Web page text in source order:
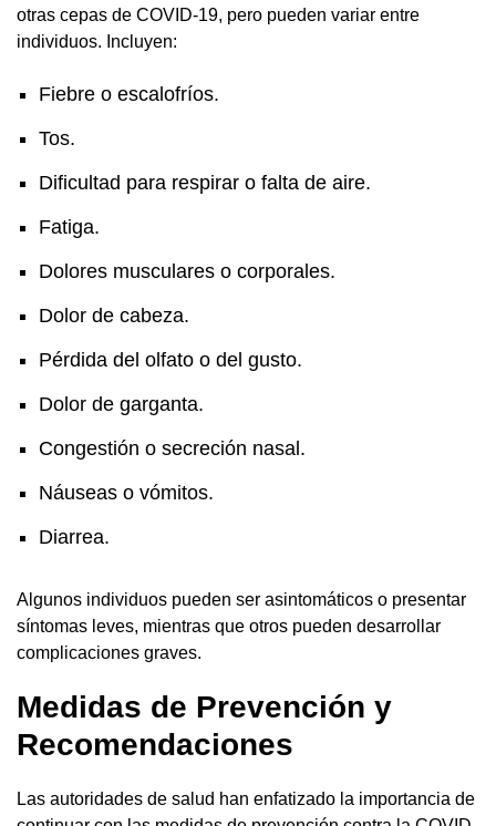
otras cepas de COVID-19, pero pueden variar entre
individuos. Incluyen:
Fiebre o escalofríos.
Tos.
Dificultad para respirar o falta de aire.
Fatiga.
Dolores musculares o corporales.
Dolor de cabeza.
Pérdida del olfato o del gusto.
Dolor de garganta.
Congestión o secreción nasal.
Náuseas o vómitos.
Diarrea.
Algunos individuos pueden ser asintomáticos o presentar
síntomas leves, mientras que otros pueden desarrollar
complicaciones graves.
Medidas de Prevención y
Recomendaciones
Las autoridades de salud han enfatizado la importancia de